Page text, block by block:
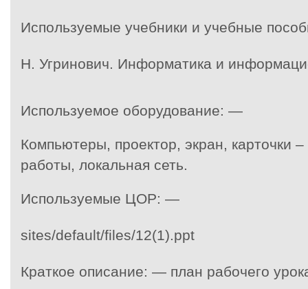
Используемые учебники и учебные
Н. Угринович. Информатика и
Используемое оборудование: —
Компьютеры, проектор, экран, карточки –
работы, локальная сеть.
Используемые ЦОР: —
sites/default/files/12(1).ppt
Краткое описание: — план рабочего